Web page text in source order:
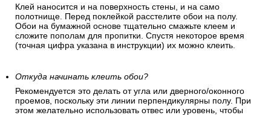
Если вы клеите обои на бумажной основе
Клей наносится и на поверхность стены, и на само
полотнище. Перед поклейкой расстелите обои на полу.
(точная цифра указана в инструкции) их можно клеить.
Откуда начинать клеить обои?